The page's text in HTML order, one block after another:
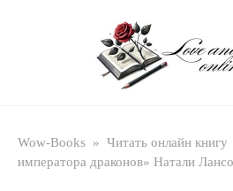
Wow-Books » Читать онлайн книгу
императора драконов» Натали